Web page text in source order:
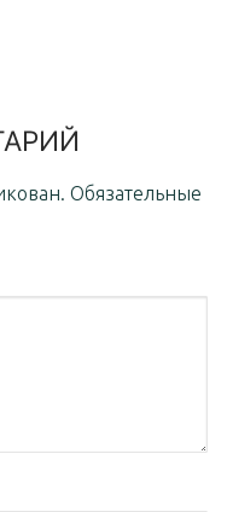
Обязательные